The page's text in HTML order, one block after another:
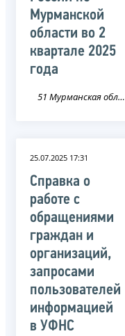
Мурманской
области во 2
квартале 2025
года
51 Мурманская область
25.07.2025 17:31
Справка о
работе с
обращениями
граждан и
организаций,
запросами
пользователей
информацией
в УФНС